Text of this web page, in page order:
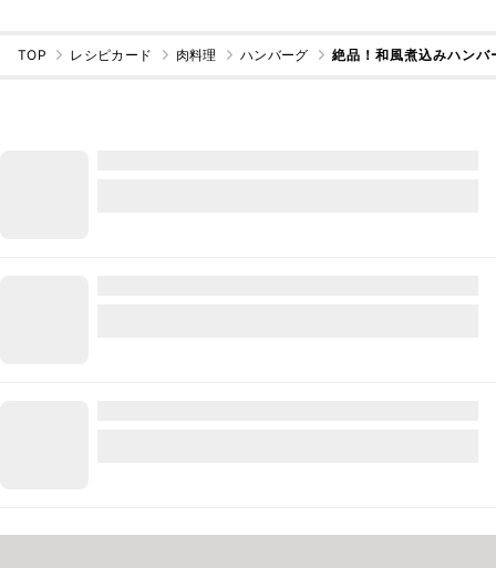
TOP レシピカード 肉料理 ハンバーグ 絶品！和風煮込みハン